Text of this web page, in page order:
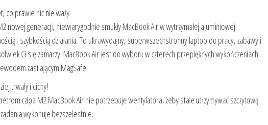
co prawie nic nie waży
nowej generacji, niewiarygodnie smukły MacBook Air w wytrzymałej aluminiowej
i szybkością działania. To ultrawydajny, superwszechstronny laptop do pracy, zabawy i
Ci się zamarzy. MacBook Air jest do wyboru w czterech przepięknych wykończeniach
zasilającym MagSafe.
trwały i cichy!
czipa M2 MacBook Air nie potrzebuje wentylatora, żeby stale utrzymywać szczytową
wykonuje bezszelestnie.